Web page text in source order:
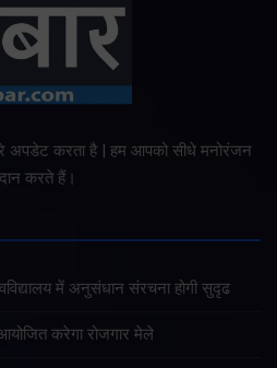
अपडेट करता है | हम आपको सीधे मनोरंजन
करते हैं।
में अनुसंधान संरचना होगी सुदृढ
करेगा रोजगार मेले